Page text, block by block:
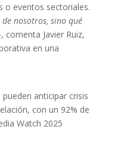
o eventos sectoriales.
nosotros, sino qué
, comenta Javier Ruiz,
en una
anticipar crisis
con un 92% de
Watch 2025